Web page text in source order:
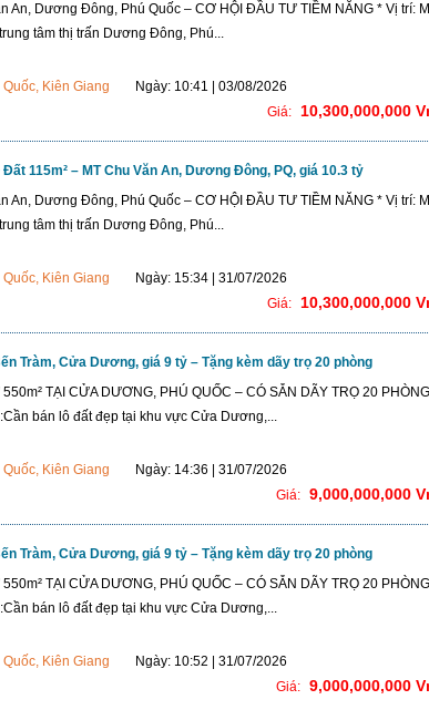
An, Dương Đông, Phú Quốc – CƠ HỘI ĐẦU TƯ TIỀM NĂNG * Vị trí:
tâm thị trấn Dương Đông, Phú...
Kiên Giang
Ngày: 10:41 | 03/08/2026
Giá:
10,300,000,000
Đất 115m² – MT Chu Văn An, Dương Đông, PQ, giá 10.3 tỷ
An, Dương Đông, Phú Quốc – CƠ HỘI ĐẦU TƯ TIỀM NĂNG * Vị trí:
tâm thị trấn Dương Đông, Phú...
Kiên Giang
Ngày: 15:34 | 31/07/2026
Giá:
10,300,000,000
Tràm, Cửa Dương, giá 9 tỷ – Tặng kèm dãy trọ 20 phòng
TẠI CỬA DƯƠNG, PHÚ QUỐC – CÓ SẴN DÃY TRỌ 20
bán lô đất đẹp tại khu vực Cửa Dương,...
Kiên Giang
Ngày: 14:36 | 31/07/2026
Giá: 9,000,000,000
Tràm, Cửa Dương, giá 9 tỷ – Tặng kèm dãy trọ 20 phòng
TẠI CỬA DƯƠNG, PHÚ QUỐC – CÓ SẴN DÃY TRỌ 20
bán lô đất đẹp tại khu vực Cửa Dương,...
Kiên Giang
Ngày: 10:52 | 31/07/2026
Giá: 9,000,000,000